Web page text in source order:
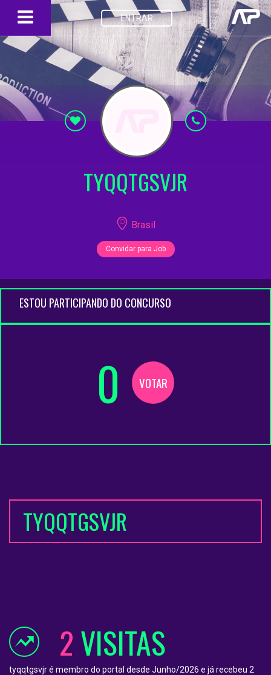
ENTRAR
TYQQTGSVJR
Brasil
Convidar para Job
ESTOU PARTICIPANDO DO CONCURSO
0 VOTAR
TYQQTGSVJR
2VISITAS
tyqqtgsvjr é membro do portal desde Junho/2026 e já recebeu 2